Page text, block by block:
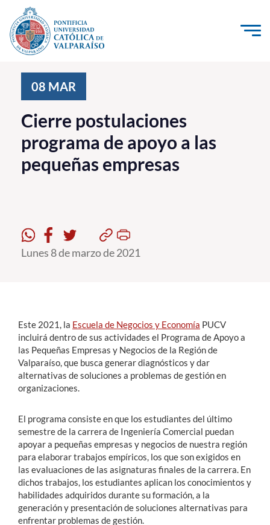
Click acá para ir directamente al contenido
Investigación, Creación e Innovación
PUCV Internacional
Vinculación con el Medio
Postgrado
Académicos
Funcionarios
Alumni
English
08 MAR
Cierre postulaciones
programa de apoyo a las
pequeñas empresas
Lunes 8 de marzo de 2021
Este 2021, la Escuela de Negocios y Economía PUCV
incluirá dentro de sus actividades el Programa de Apoyo a
las Pequeñas Empresas y Negocios de la Región de
Valparaíso, que busca generar diagnósticos y dar
alternativas de soluciones a problemas de gestión en
organizaciones.
El programa consiste en que los estudiantes del último
semestre de la carrera de Ingeniería Comercial puedan
apoyar a pequeñas empresas y negocios de nuestra región
para elaborar trabajos empíricos, los que son exigidos en
las evaluaciones de las asignaturas finales de la carrera. En
dichos trabajos, los estudiantes aplican los conocimientos y
habilidades adquiridos durante su formación, a la
generación y presentación de soluciones alternativas para
enfrentar problemas de gestión.